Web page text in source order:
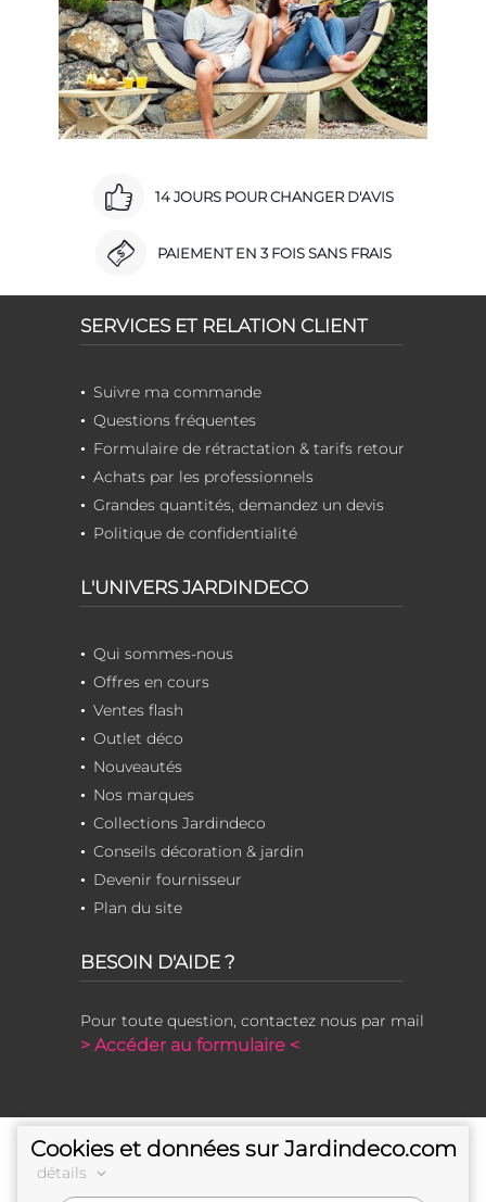
14 JOURS POUR CHANGER D'AVIS
PAIEMENT EN 3 FOIS SANS FRAIS
SERVICES ET RELATION CLIENT
Suivre ma commande
Questions fréquentes
Formulaire de rétractation & tarifs retour
Achats par les professionnels
Grandes quantités, demandez un devis
Politique de confidentialité
L'UNIVERS JARDINDECO
Qui sommes-nous
Offres en cours
Ventes flash
Outlet déco
Nouveautés
Nos marques
Collections Jardindeco
Conseils décoration & jardin
Devenir fournisseur
Plan du site
BESOIN D'AIDE ?
Pour toute question, contactez nous par mail
> Accéder au formulaire <
Cookies et données sur Jardindeco.com
détails